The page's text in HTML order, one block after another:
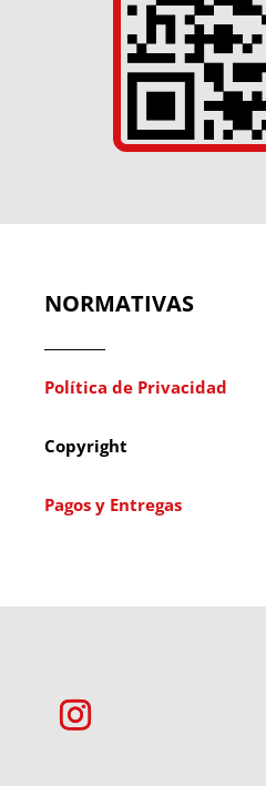
NORMATIVAS
Política de Privacidad
Copyright
Pagos y Entregas